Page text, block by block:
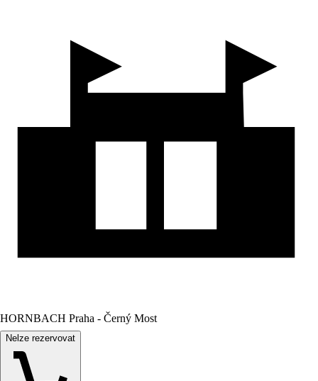
HORNBACH Praha - Černý Most
Nelze rezervovat